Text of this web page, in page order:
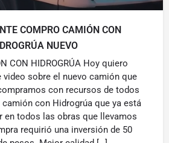
COMPRO CAMIÓN CON
NUEVO
CON HIDROGRÚA Hoy quiero
sobre el nuevo camión que
con recursos de todos
camión con Hidrogrúa que ya está
en todos las obras que llevamos
requirió una inversión de 50